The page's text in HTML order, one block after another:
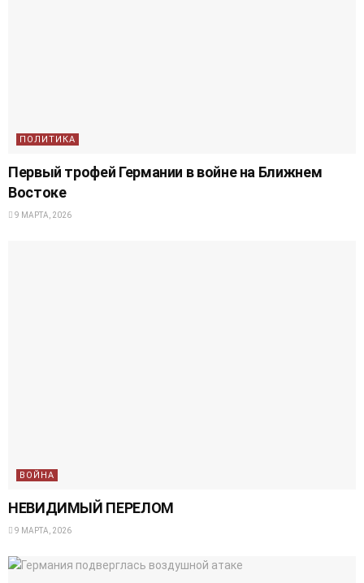
ПОЛИТИКА
Первый трофей Германии в войне на Ближнем
Востоке
9 МАРТА, 2026
ВОЙНА
НЕВИДИМЫЙ ПЕРЕЛОМ
9 МАРТА, 2026